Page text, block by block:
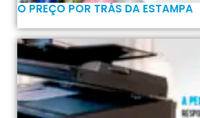
O PREÇO POR TRÁS DA ESTAMPA